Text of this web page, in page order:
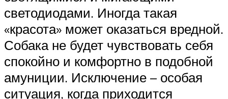
светодиодами. Иногда такая
«красота» может оказаться вредной.
Собака не будет чувствовать себя
спокойно и комфортно в подобной
амуниции. Исключение – особая
ситуация, когда приходится